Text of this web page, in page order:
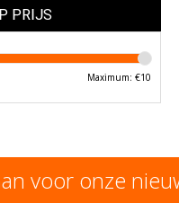
PRIJS
Maximum: €10
voor onze